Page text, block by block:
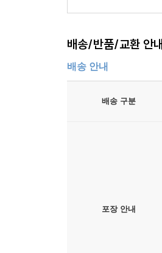
배송/반품/교환 안내
배송 안내
배송 구분
포장 안내